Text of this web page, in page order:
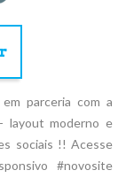
parceria com a
layout moderno e
sociais !! Acesse
#novosite